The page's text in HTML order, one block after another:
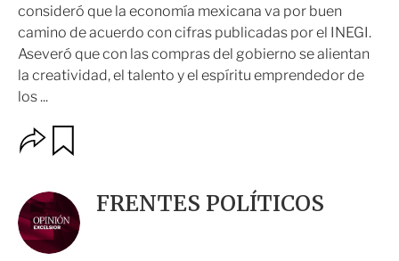
consideró que la economía mexicana va por buen
camino de acuerdo con cifras publicadas por el INEGI.
Aseveró que con las compras del gobierno se alientan
la creatividad, el talento y el espíritu emprendedor de
los ...
O
p
o
n
e
s
a
r
FRENTES POLÍTICOS